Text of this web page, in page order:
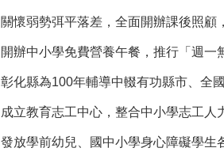
關懷弱勢弭平落差，全面開辦課後照顧
開辦中小學免費營養午餐，推行「週一
彰化縣為100年輔導中輟有功縣市、全
成立教育志工中心，整合中小學志工人
發放學前幼兒、國中小學身心障礙學生